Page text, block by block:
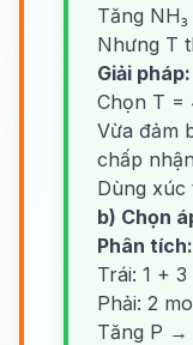
Tăng NH₃
Nhưng T
Giải pháp:
Chọn T =
Vừa đảm
chấp
Dùng xúc
b) Chọn
Phân tích:
Trái: 1 +
Phải: 2
Tăng P →